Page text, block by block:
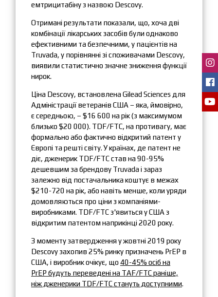
емтрицитабіну з назвою Descovy.
Отримані результати показали, що, хоча дві
комбінації лікарських засобів були однаково
ефективними та безпечними, у пацієнтів на
Truvada, у порівнянні зі споживачами Descovy,
виявили статистично значне зниження функції
нирок.
Ціна Descovy, встановлена Gilead Sciences для
Адміністрації ветеранів США – яка, ймовірно,
є середньою, – $16 600 на рік (з максимумом
близько $20 000). TDF/FTC, на противагу, має
формально або фактично відкритий патент у
Європі та решті світу. У країнах, де патент не
діє, дженерик TDF/FTC став на 90-95%
дешевшим за брендову Truvada і зараз
залежно від постачальника коштує в межах
$210-720 на рік, або навіть менше, коли уряди
домовляються про ціни з компаніями-
виробниками. TDF/FTC з'явиться у США з
відкритим патентом наприкінці 2020 року.
З моменту затвердження у жовтні 2019 року
Descovy захопив 25% ринку призначень PrEP в
США, і виробник очікує, що40-45% осіб на
PrEP будуть переведені на TAF/FTC раніше,
ніж дженерики TDF/FTC стануть доступними.